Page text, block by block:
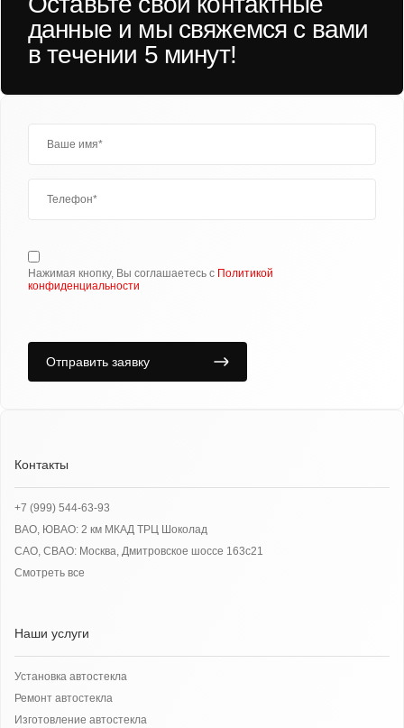
данные и мы свяжемся с вами
в течении 5 минут!
Нажимая кнопку, Вы соглашаетесь с Политикой
конфиденциальности
Отправить заявку
Контакты
+7 (999) 544-63-93
ВАО, ЮВАО: 2 км МКАД ТРЦ Шоколад
САО, СВАО: Москва, Дмитровское шоссе 163с21
Смотреть все
Наши услуги
Установка автостекла
Ремонт автостекла
Изготовление автостекла